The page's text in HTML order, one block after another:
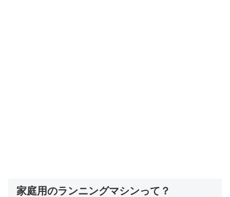
家庭用のランニングマシンって？